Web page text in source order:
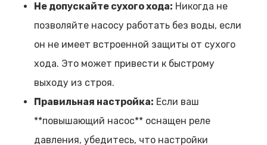
Не допускайте сухого хода: Никогда не
позволяйте насосу работать без воды, если
он не имеет встроенной защиты от сухого
хода. Это может привести к быстрому
выходу из строя.
Правильная настройка: Если ваш
**повышающий насос** оснащен реле
давления, убедитесь, что настройки